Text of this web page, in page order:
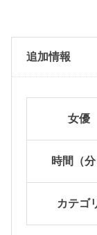
追加情報
女優
時間（分
カテゴ